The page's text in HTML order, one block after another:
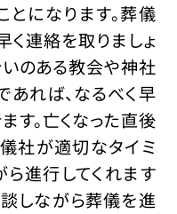
になります。葬儀
く連絡を取りましょ
いのある教会や神社
あれば、なるべく早
す。亡くなった直後
社が適切なタイミ
進行してくれます
しながら葬儀を進